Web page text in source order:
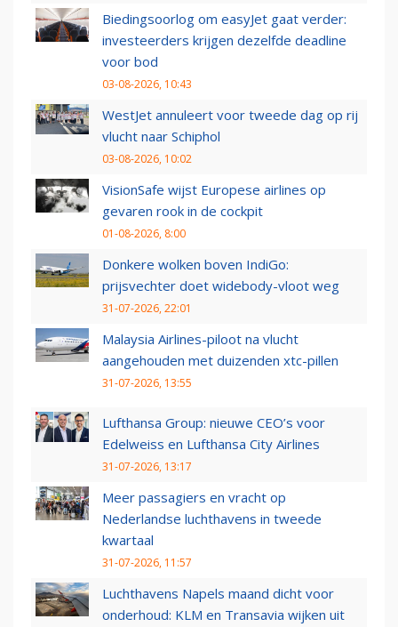
Biedingsoorlog om easyJet gaat verder:
investeerders krijgen dezelfde deadline
voor bod
03-08-2026, 10:43
WestJet annuleert voor tweede dag op rij
vlucht naar Schiphol
03-08-2026, 10:02
VisionSafe wijst Europese airlines op
gevaren rook in de cockpit
01-08-2026, 8:00
Donkere wolken boven IndiGo:
prijsvechter doet widebody-vloot weg
31-07-2026, 22:01
Malaysia Airlines-piloot na vlucht
aangehouden met duizenden xtc-pillen
31-07-2026, 13:55
Lufthansa Group: nieuwe CEO’s voor
Edelweiss en Lufthansa City Airlines
31-07-2026, 13:17
Meer passagiers en vracht op
Nederlandse luchthavens in tweede
kwartaal
31-07-2026, 11:57
Luchthavens Napels maand dicht voor
onderhoud: KLM en Transavia wijken uit